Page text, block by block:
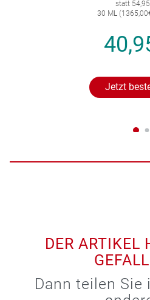
statt 54,95
30 ML
Jetzt
DER ARTIKEL
Dann teilen